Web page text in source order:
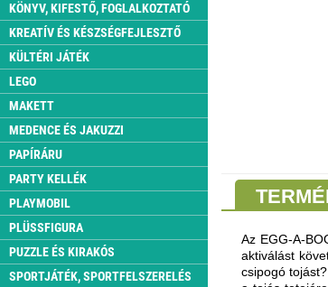
KÖNYV, KIFESTŐ, FOGLALKOZTATÓ
KREATÍV ÉS KÉSZSÉGFEJLESZTŐ
KÜLTÉRI JÁTÉK
LEGO
MAKETT
MEDENCE ÉS JAKUZZI
PAPÍRÁRU
PARTY KELLÉK
PLAYMOBIL
PLÜSSFIGURA
PUZZLE ÉS KIRAKÓS
SPORTJÁTÉK, SPORTFELSZERELÉS
Az EGG-A-
aktiválást
csipogó